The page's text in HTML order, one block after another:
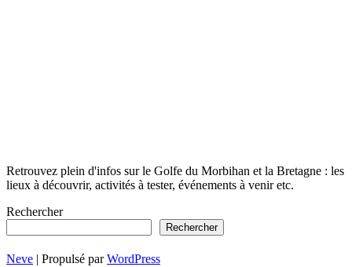
Retrouvez plein d'infos sur le Golfe du Morbihan et la Bretagne : les
lieux à découvrir, activités à tester, événements à venir etc.
Rechercher
Rechercher
Neve | Propulsé parWordPress